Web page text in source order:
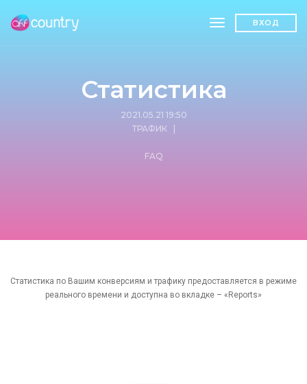
toggleВХОД
Статистика
2021.05.21 19:50
ТРАФИК |
FAQ
Статистика по Вашим конверсиям и трафику предоставляется в режиме
реального времени и доступна во вкладке – «Reports»